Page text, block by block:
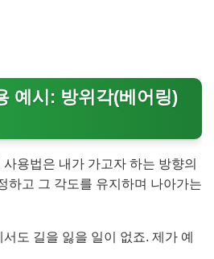
예시: 방위각(베어링)
용법은 내가 가고자 하는 방향의
하고 그 각도를 유지하며 나아가는
도 길을 잃을 일이 없죠. 제가 예